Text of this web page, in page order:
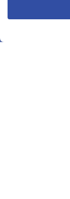
© VBL 2026